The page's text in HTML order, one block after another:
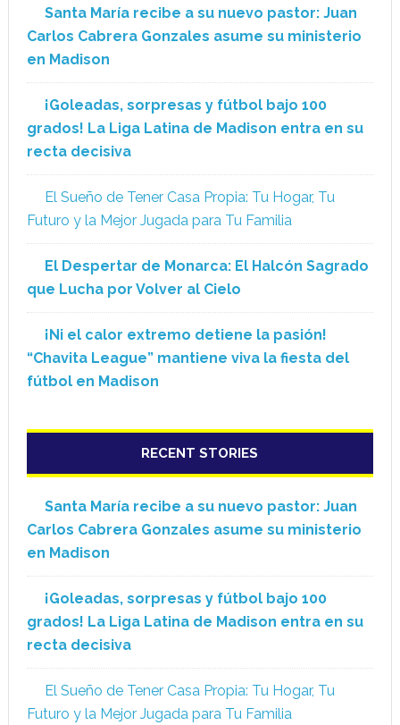
Santa María recibe a su nuevo pastor: Juan
Carlos Cabrera Gonzales asume su ministerio
en Madison
¡Goleadas, sorpresas y fútbol bajo 100
grados! La Liga Latina de Madison entra en su
recta decisiva
El Sueño de Tener Casa Propia: Tu Hogar, Tu
Futuro y la Mejor Jugada para Tu Familia
El Despertar de Monarca: El Halcón Sagrado
que Lucha por Volver al Cielo
¡Ni el calor extremo detiene la pasión!
“Chavita League” mantiene viva la fiesta del
fútbol en Madison
RECENT STORIES
Santa María recibe a su nuevo pastor: Juan
Carlos Cabrera Gonzales asume su ministerio
en Madison
¡Goleadas, sorpresas y fútbol bajo 100
grados! La Liga Latina de Madison entra en su
recta decisiva
El Sueño de Tener Casa Propia: Tu Hogar, Tu
Futuro y la Mejor Jugada para Tu Familia